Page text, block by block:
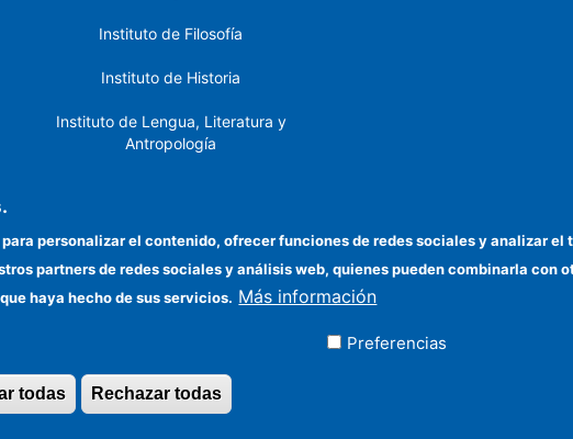
Instituto de Filosofía
Instituto de Historia
Instituto de Lengua, Literatura y
Antropología
Próximo
Instituto de Políticas y Bienes
Públicos
reservados
personalizar el contenido, ofrecer funciones de redes sociales y analizar
partners de redes sociales y análisis web, quienes pueden combinarla con
haya hecho de sus servicios. Más información
Preferencias
Rechazar todas
todas